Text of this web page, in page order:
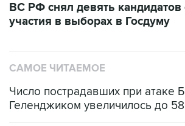
ВС РФ снял девять кандидатов
участия в выборах в Госдуму
САМОЕ ЧИТАЕМОЕ
Число пострадавших при атаке
Геленджиком увеличилось до